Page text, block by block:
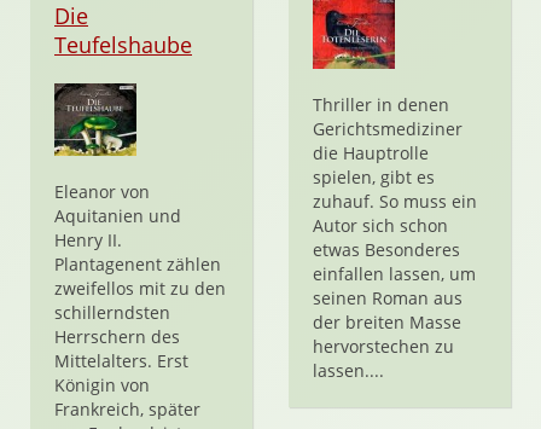
Die
Teufelshaube
Eleanor von
Aquitanien und
Henry II.
Plantagenent zählen
zweifellos mit zu den
schillerndsten
Herrschern des
Mittelalters. Erst
Königin von
Frankreich, später
Thriller in denen
Gerichtsmediziner
die Hauptrolle
spielen, gibt es
zuhauf. So muss ein
Autor sich schon
etwas Besonderes
einfallen lassen, um
seinen Roman aus
der breiten Masse
hervorstechen zu
lassen....